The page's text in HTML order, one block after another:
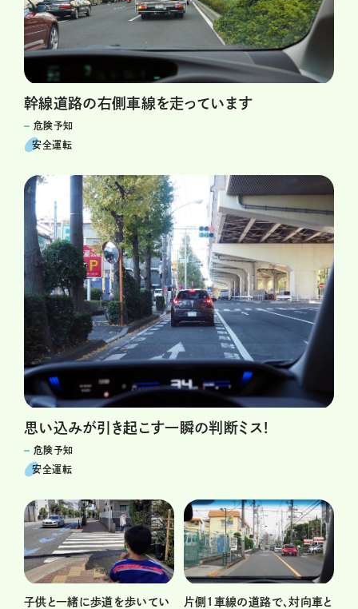
幹線道路の右側車線を走っています
危険予知
安全運転
思い込みが引き起こす一瞬の判断ミス!
危険予知
安全運転
子供と一緒に歩道を歩いてい
片側1車線の道路で、対向車と